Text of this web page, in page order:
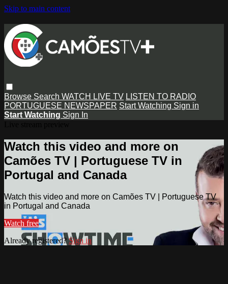
Skip to main content
Browse Search WATCH LIVE TV LISTEN TO RADIO
PORTUGUESE NEWSPAPER Start Watching Sign in
Start Watching Sign In
Watch this video and more on
Camões TV | Portuguese TV in
Portugal and Canada
Watch this video and more on Camões TV | Portuguese TV
in Portugal and Canada
Watch free
Already registered?Sign in